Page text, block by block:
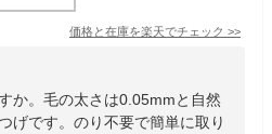
価格と在庫を楽天でチェック >>
か。毛の太さは0.05mmと自然
げです。のり不要で簡単に取り